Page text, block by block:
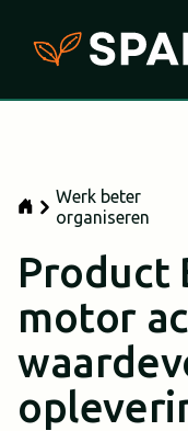
Werk beter
organiseren
Product
motor